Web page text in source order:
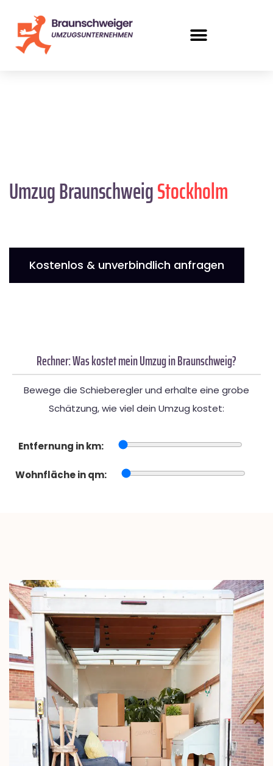
Umzug BraunschweigStockholm
Kostenlos & unverbindlich anfragen
Rechner: Was kostet mein Umzug in Braunschweig?
Bewege die Schieberegler und erhalte eine grobe
Schätzung, wie viel dein Umzug kostet:
Entfernung in km:
Wohnfläche in qm: